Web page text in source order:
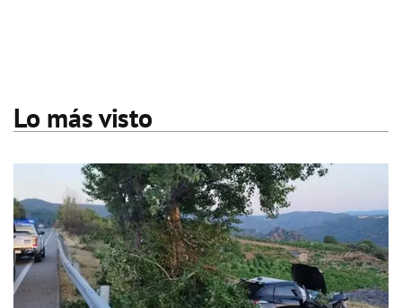
Lo más visto